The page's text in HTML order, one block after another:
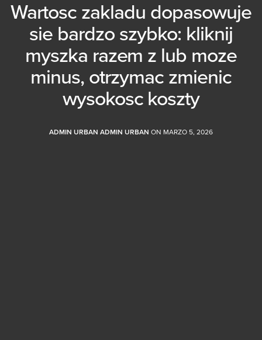
Wartosc zakladu dopasowuje
sie bardzo szybko: kliknij
myszka razem z lub moze
minus, otrzymac zmienic
wysokosc koszty
ADMIN URBAN ADMIN URBAN ON MARZO 5, 2026